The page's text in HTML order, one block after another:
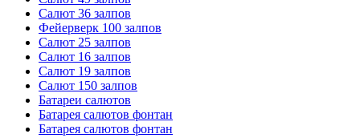
Салют 36 залпов
Фейерверк 100 залпов
Салют 25 залпов
Салют 16 залпов
Салют 19 залпов
Салют 150 залпов
Батареи салютов
Батарея салютов фонтан
Батарея салютов фонтан